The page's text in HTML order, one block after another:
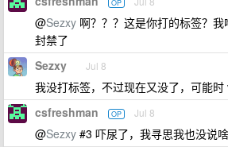
OP
@Sezxy 啊？？？这是你打的标签？
封禁了
Sezxy Jul 8
我没打标签，不过现在又没了，可能
csfreshman OP Jul 8
@Sezxy #3 吓尿了，我寻思我也没说啥